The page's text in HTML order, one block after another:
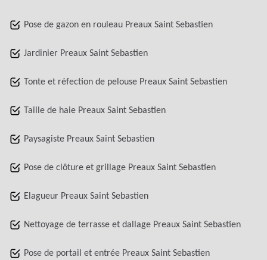
Pose de gazon en rouleau Preaux Saint Sebastien
Jardinier Preaux Saint Sebastien
Tonte et réfection de pelouse Preaux Saint Sebastien
Taille de haie Preaux Saint Sebastien
Paysagiste Preaux Saint Sebastien
Pose de clôture et grillage Preaux Saint Sebastien
Elagueur Preaux Saint Sebastien
Nettoyage de terrasse et dallage Preaux Saint Sebastien
Pose de portail et entrée Preaux Saint Sebastien